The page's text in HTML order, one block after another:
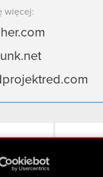
więcej:
LinkedIn